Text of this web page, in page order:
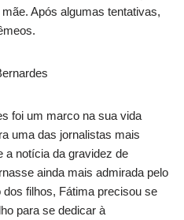
Após algumas tentativas,
foi um marco na sua vida
uma das jornalistas mais
a notícia da gravidez de
ainda mais admirada pelo
filhos, Fátima precisou se
para se dedicar à